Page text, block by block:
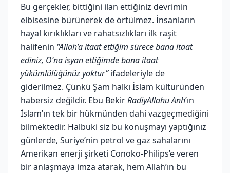
Bu gerçekler, bittiğini ilan ettiğiniz devrimin
elbisesine bürünerek de örtülmez. İnsanların
hayal kırıklıkları ve rahatsızlıkları ilk raşit
halifenin “Allah’a itaat ettiğim sürece bana itaat
ediniz, O’na isyan ettiğimde bana itaat
yükümlülüğünüz yoktur”ifadeleriyle de
giderilmez. Çünkü Şam halkı İslam kültüründen
habersiz değildir. Ebu BekirRadiyAllahu Anh’ın
İslam’ın tek bir hükmünden dahi vazgeçmediğini
bilmektedir. Halbuki siz bu konuşmayı yaptığınız
günlerde, Suriye’nin petrol ve gaz sahalarını
Amerikan enerji şirketi Conoko-Philips’e veren
bir anlaşmaya imza atarak, hem Allah’ın bu